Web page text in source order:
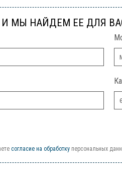
МЫ НАЙДЕМ ЕЕ ДЛЯ
согласие на обработку персональных